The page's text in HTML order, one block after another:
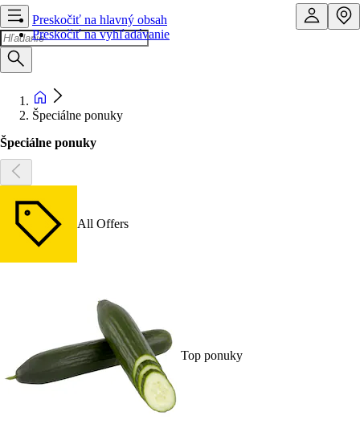
Preskočiť na hlavný obsah
Preskočiť na vyhľadávanie
Špeciálne ponuky
Špeciálne ponuky
All Offers
Top ponuky